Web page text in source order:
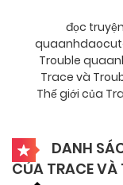
đọc
Trouble
Trace và
Thế giới của
DANH
CỦA TRACE VÀ